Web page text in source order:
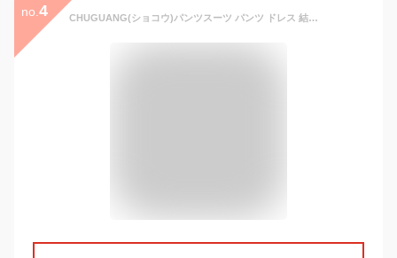
no. 4 CHUGUANG(ショコウ)パンツスーツ パンツ ドレス 結婚式 入学式 卒園式 フォーマル パンツスタイル パンツスーツ スーツ レディース 二次会 カジュアル 謝恩会 発表会 同窓会 食事会 女子会卒業式 入園式